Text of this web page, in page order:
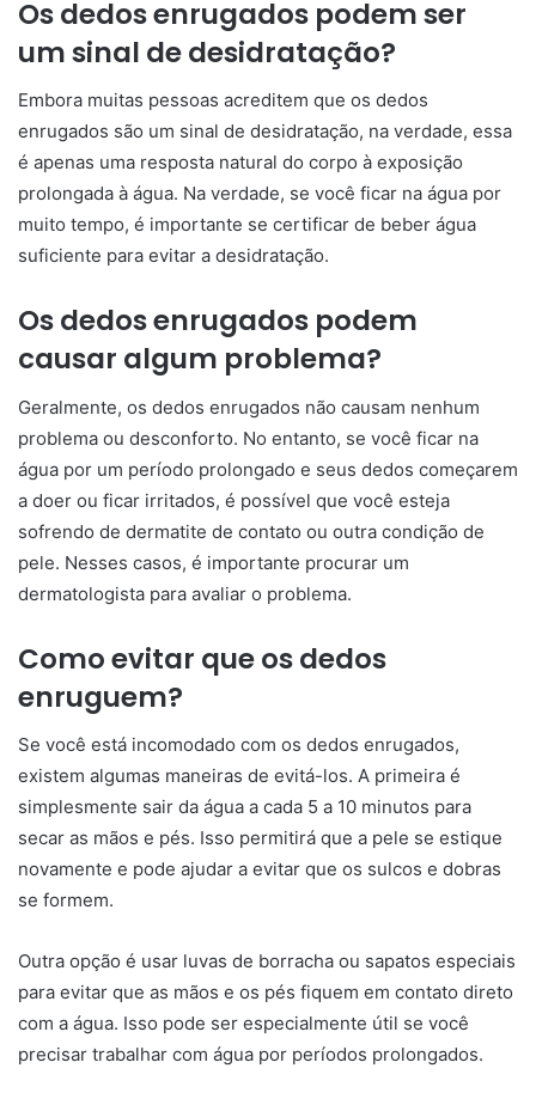
Os dedos enrugados podem ser
um sinal de desidratação?
Embora muitas pessoas acreditem que os dedos
enrugados são um sinal de desidratação, na verdade, essa
é apenas uma resposta natural do corpo à exposição
prolongada à água. Na verdade, se você ficar na água por
muito tempo, é importante se certificar de beber água
suficiente para evitar a desidratação.
Os dedos enrugados podem
causar algum problema?
Geralmente, os dedos enrugados não causam nenhum
problema ou desconforto. No entanto, se você ficar na
água por um período prolongado e seus dedos começarem
a doer ou ficar irritados, é possível que você esteja
sofrendo de dermatite de contato ou outra condição de
pele. Nesses casos, é importante procurar um
dermatologista para avaliar o problema.
Como evitar que os dedos
enruguem?
Se você está incomodado com os dedos enrugados,
existem algumas maneiras de evitá-los. A primeira é
simplesmente sair da água a cada 5 a 10 minutos para
secar as mãos e pés. Isso permitirá que a pele se estique
novamente e pode ajudar a evitar que os sulcos e dobras
se formem.
Outra opção é usar luvas de borracha ou sapatos especiais
para evitar que as mãos e os pés fiquem em contato direto
com a água. Isso pode ser especialmente útil se você
precisar trabalhar com água por períodos prolongados.